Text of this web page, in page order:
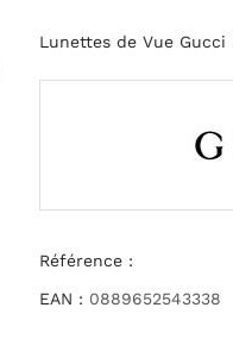
Lunettes de Vue Gucci
Référence :
EAN : 0889652543338